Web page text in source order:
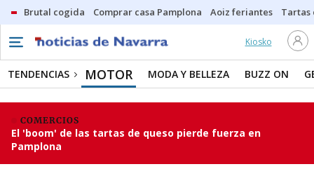
Brutal cogida Comprar casa Pamplona Aoiz feriantes Tartas
Kiosko
TENDENCIAS MOTOR MODA Y BELLEZA BUZZ ON
COMERCIOS
El 'boom' de las tartas de queso pierde fuerza en
Pamplona